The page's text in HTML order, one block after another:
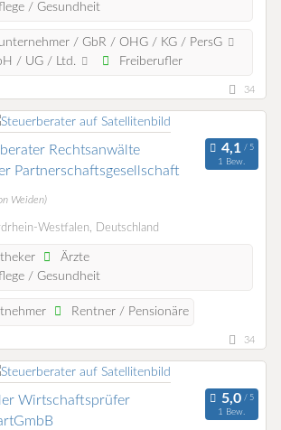
/ Gesundheit
/ GbR / OHG / KG / PersG
/ UG / Ltd.
Freiberufler
34
Rechtsanwälte
Partnerschaftsgesellschaft
1 Bew.
Weiden)
Westfalen, Deutschland
Ärzte
/ Gesundheit
Rentner / Pensionäre
34
Wirtschaftsprüfer
1 Bew.